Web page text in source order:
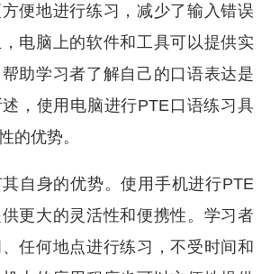
便地进行练习，减少了输入错误
电脑上的软件和工具可以提供实
助学习者了解自己的口语表达是
，使用电脑进行PTE口语练习具
的优势。
自身的优势。使用手机进行PTE
更大的灵活性和便携性。学习者
任何地点进行练习，不受时间和